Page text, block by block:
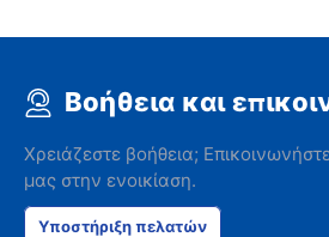
Βοήθεια και
Χρειάζεστε βοήθεια;
μας στην ενοικίαση.
Υποστήριξη πελατών